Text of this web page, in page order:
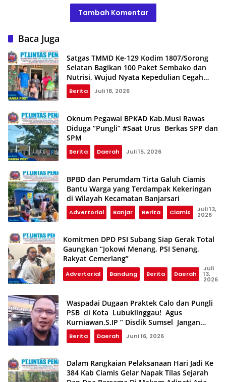
Tambah Komentar
Baca Juga
Satgas TMMD Ke-129 Kodim 1807/Sorong
Selatan Bagikan 100 Paket Sembako dan
Nutrisi, Wujud Nyata Kepedulian Cegah
Stunting
Berita Juli 18, 2026
Oknum Pegawai BPKAD Kab.Musi Rawas
Diduga “Pungli” #Saat Urus Berkas SPP dan
SPM
Berita Daerah Juli 15, 2026
BPBD dan Perumdam Tirta Galuh Ciamis
Bantu Warga yang Terdampak Kekeringan
di Wilayah Kecamatan Banjarsari
Advertorial Banjar Berita Ciamis Juli 13,
2026
Komitmen DPD PSI Subang Siap Gerak Total
Gaungkan “Jokowi Menang, PSI Senang,
Rakyat Cemerlang”
Advertorial Bandung Berita Daerah
Juli
13,
2026
Waspadai Dugaan Praktek Calo dan Pungli
PSB di Kota Lubuklinggau! Agus
Kurniawan,S.IP ” Disdik Sumsel Jangan
Tebang Pilih,Jika Benar Wajib Tindak Tegas”
Berita Daerah Juni 16, 2026
Dalam Rangkaian Pelaksanaan Hari Jadi Ke
384 Kab Ciamis Gelar Napak Tilas Sejarah